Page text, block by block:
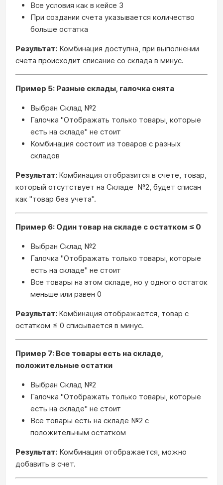
Все условия как в кейсе 3
При создании счета указывается количество
больше остатка
Результат: Комбинация доступна, при выполнении
счета происходит списание со склада в минус.
Пример 5: Разные склады, галочка снята
Выбран Склад №2
Галочка "Отображать только товары, которые
есть на складе" не стоит
Комбинация состоит из товаров с разных
складов
Результат: Комбинация отобразится в счете, товар,
который отсутствует на Складе №2, будет списан
как "товар без учета".
Пример 6: Один товар на складе с остатком ≤ 0
Выбран Склад №2
Галочка "Отображать только товары, которые
есть на складе" не стоит
Все товары на этом складе, но у одного остаток
меньше или равен 0
Результат: Комбинация отображается, товар с
остатком ≤ 0 списывается в минус.
Пример 7: Все товары есть на складе,
положительные остатки
Выбран Склад №2
Галочка "Отображать только товары, которые
есть на складе" не стоит
Все товары есть на складе №2 с
положительным остатком
Результат: Комбинация отображается, можно
добавить в счет.